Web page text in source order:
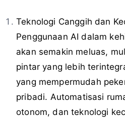
Teknologi Canggih dan
Penggunaan AI dalam
akan semakin meluas,
pintar yang lebih
yang mempermudah
pribadi. Automatisasi
otonom, dan teknologi